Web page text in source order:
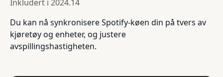
Inkludert i 2024.14
Du kan nå synkronisere Spotify-køen din på tvers av
kjøretøy og enheter, og justere
avspillingshastigheten.